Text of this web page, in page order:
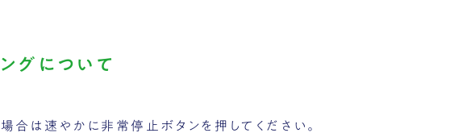
グについて
合は速やかに非常停止ボタンを押してください。